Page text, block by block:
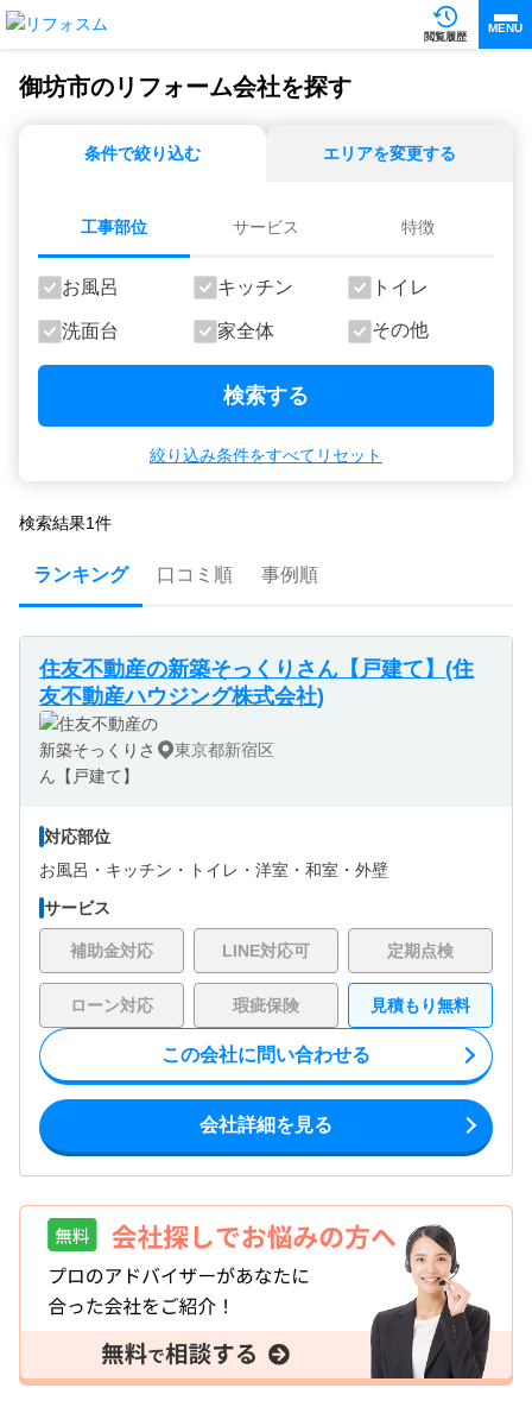
閲覧履歴
MENU
御坊市のリフォーム会社を探す
条件で絞り込む エリアを変更する
工事部位 サービス 特徴
お風呂 キッチン トイレ
洗面台 家全体 その他
検索する
絞り込み条件をすべてリセット
検索結果1件
ランキング 口コミ順 事例順
住友不動産の新築そっくりさん【戸建て】(住
友不動産ハウジング株式会社)
東京都新宿区
対応部位
お風呂・ キッチン・ トイレ・ 洋室・ 和室・ 外壁
サービス
補助金対応 LINE対応可 定期点検
ローン対応 瑕疵保険 見積もり無料
この会社に問い合わせる
会社詳細を見る